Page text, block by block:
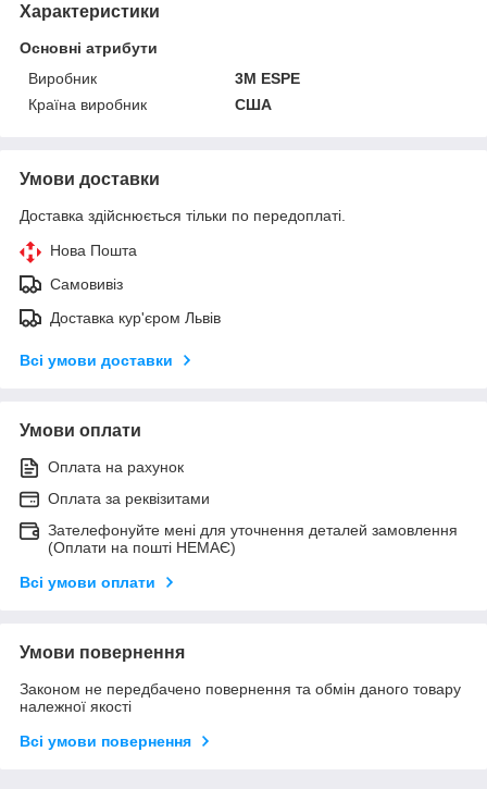
Характеристики
Основні атрибути
Виробник
3M ESPE
Країна виробник
США
Умови доставки
Доставка здійснюється тільки по передоплаті.
Нова Пошта
Самовивіз
Доставка кур'єром Львів
Всі умови доставки
Умови оплати
Оплата на рахунок
Оплата за реквізитами
Зателефонуйте мені для уточнення деталей замовлення
(Оплати на пошті НЕМАЄ)
Всі умови оплати
Умови повернення
Законом не передбачено повернення та обмін даного товару
належної якості
Всі умови повернення